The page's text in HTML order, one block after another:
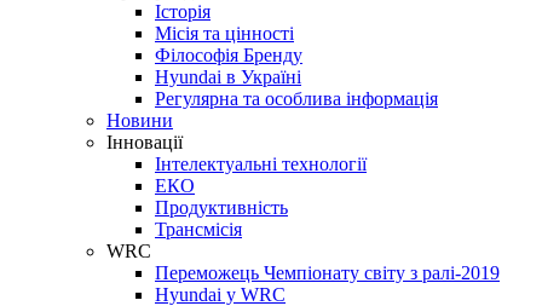
Історія
Місія та цінності
Філософія Бренду
Hyundai в Україні
Регулярна та особлива інформація
Новини
Інновації
Інтелектуальні технології
ЕКО
Продуктивність
Трансмісія
WRC
Переможець Чемпіонату світу з ралі-2019
Hyundai у WRC